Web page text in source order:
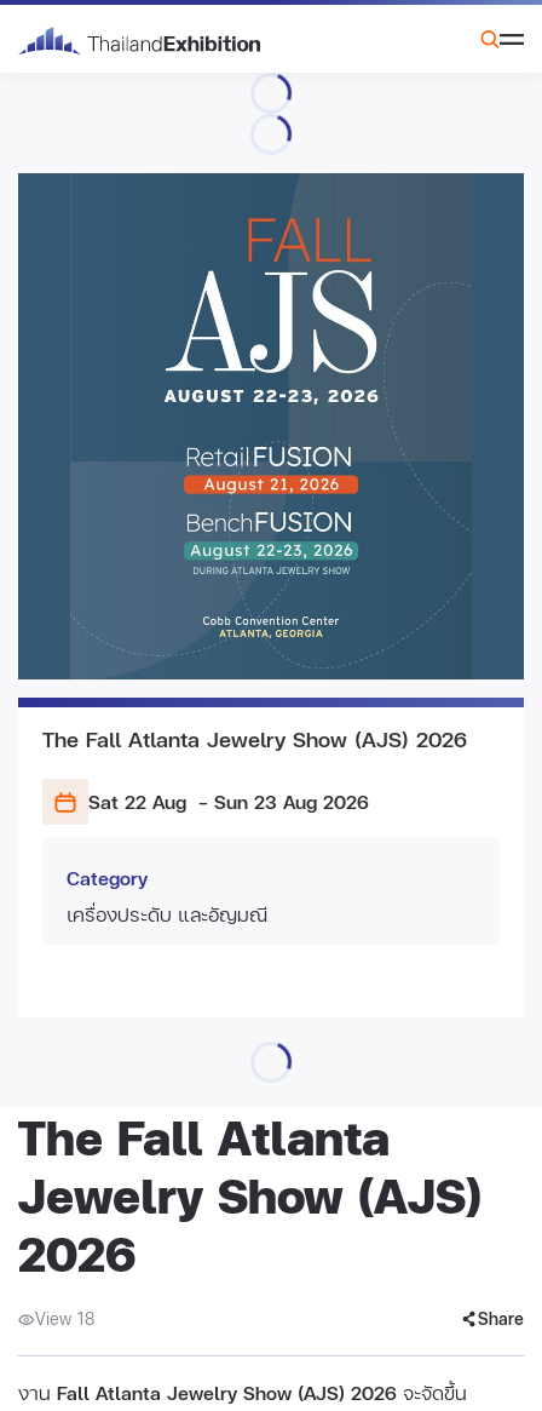
The Fall Atlanta Jewelry Show (AJS) 2026
Sat 22 Aug - Sun 23 Aug 2026
Category
เครื่องประดับ และอัญมณี
The Fall Atlanta
Jewelry Show (AJS)
2026
View 18 Share
งาน Fall Atlanta Jewelry Show (AJS) 2026 จะจัดขึ้น